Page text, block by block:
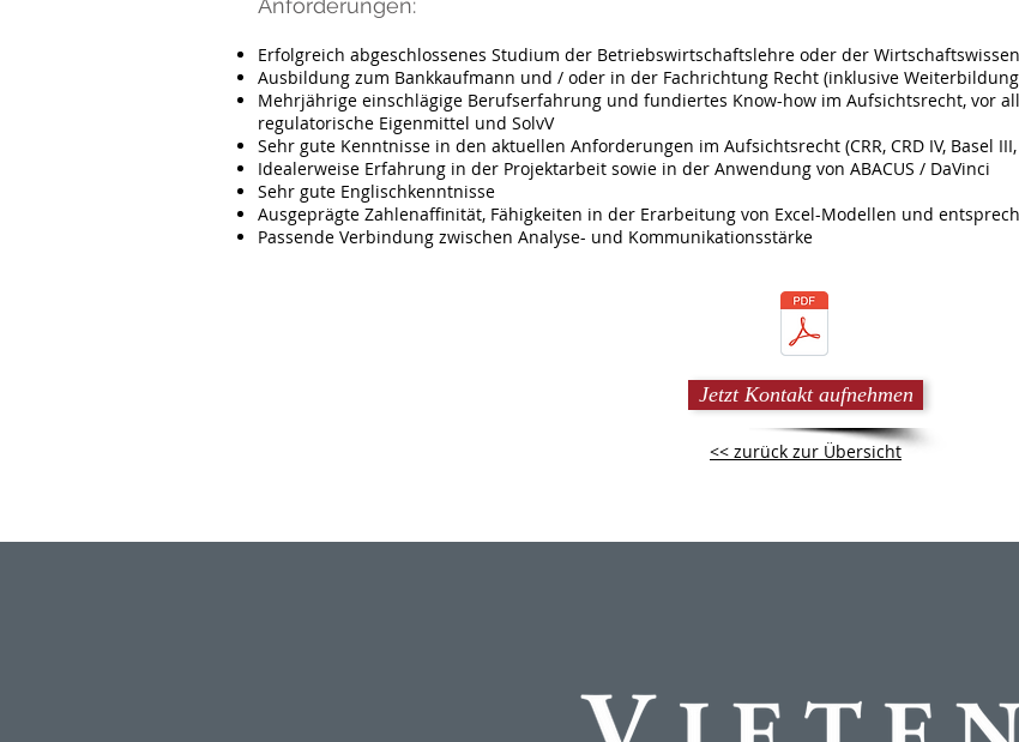
Anforderungen:
Erfolgreich abgeschlossenes Studium der Betriebswirtschaftslehre oder der
Ausbildung zum Bankkaufmann und / oder in der Fachrichtung Recht (inklusive
Mehrjährige einschlägige Berufserfahrung und fundiertes Know-how im Aufsichtsrecht, vor
regulatorische Eigenmittel und SolvV
Sehr gute Kenntnisse in den aktuellen Anforderungen im Aufsichtsrecht (CRR, CRD IV, Basel III,
Idealerweise Erfahrung in der Projektarbeit sowie in der Anwendung von ABACUS / DaVinci
Sehr gute Englischkenntnisse
Ausgeprägte Zahlenaffinität, Fähigkeiten in der Erarbeitung von Excel-Modellen und
Passende Verbindung zwischen Analyse- und Kommunikationsstärke
Jetzt Kontakt aufnehmen
<< zurück zur Übersicht